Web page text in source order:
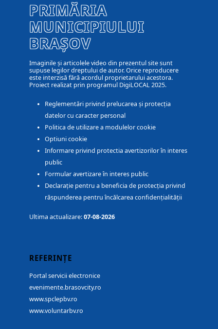
PRIMĂRIA
MUNICIPIULUI
BRAȘOV
Imaginile și articolele video din prezentul site sunt
supuse legilor dreptului de autor. Orice reproducere
este interzisă fără acordul proprietarului acestora.
Proiect realizat prin programul DigiLOCAL 2025.
Reglementări privind prelucarea și protecția
datelor cu caracter personal
Politica de utilizare a modulelor cookie
Optiuni cookie
Informare privind protectia avertizorilor în interes
public
Formular avertizare în interes public
Declarație pentru a beneficia de protecția privind
răspunderea pentru încălcarea confidențialității
Ultima actualizare:07-08-2026
REFERINȚE
Portal servicii electronice
evenimente.brasovcity.ro
www.spclepbv.ro
www.voluntarbv.ro